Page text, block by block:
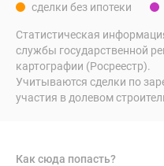
сделки без ипотеки
Статистическая
службы государственной
картографии (Росреестр).
Учитываются сделки по
участия в долевом
Как сюда попасть?